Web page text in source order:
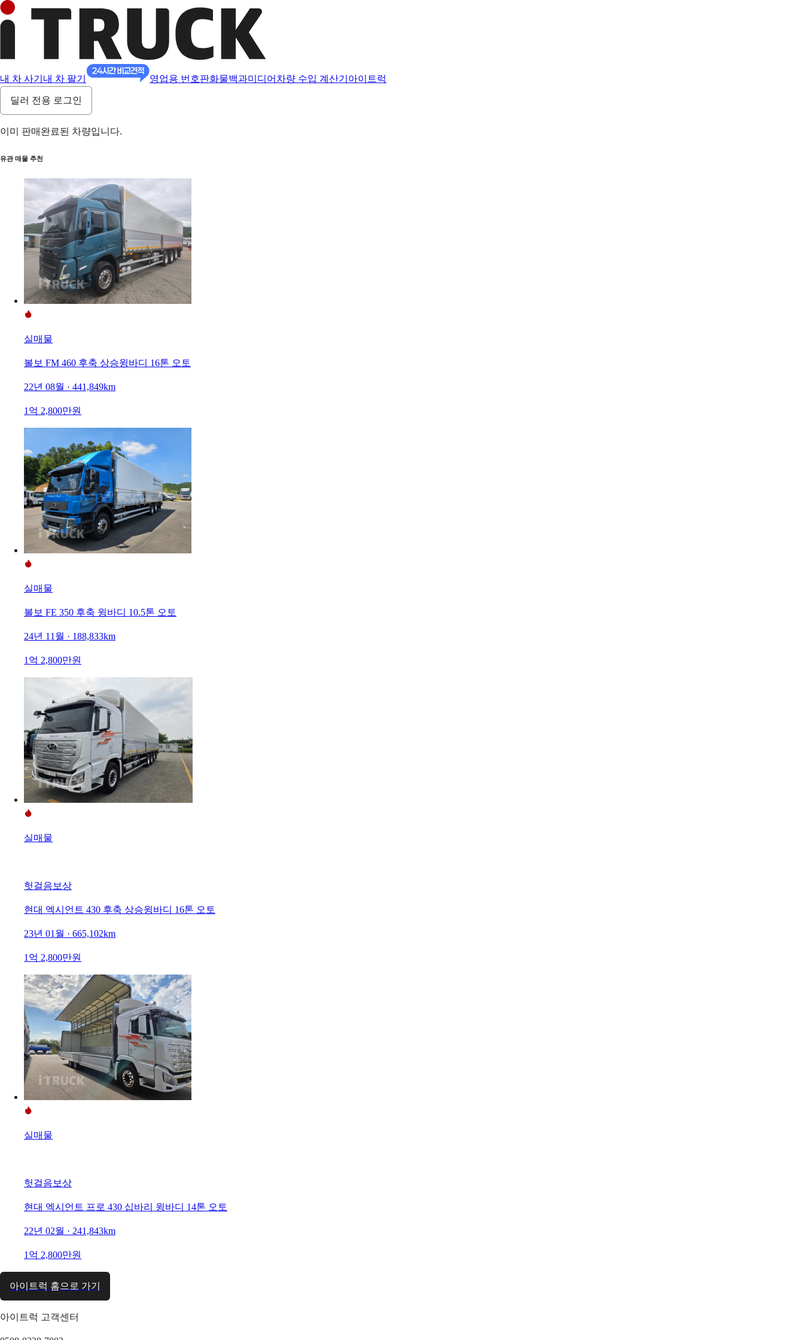
내 차 사기 내 차 팔기 영업용 번호판화물백과미디어 차량 수입 계산기 아이트럭
딜러 전용 로그인
이미 판매완료된 차량입니다.
유관 매물 추천
실매물
볼보 FM 460 후축 상승윙바디 16톤 오토
22년 08월 · 441,849km
1억 2,800만원
실매물
볼보 FE 350 후축 윙바디 10.5톤 오토
24년 11월 · 188,833km
1억 2,800만원
실매물
헛걸음보상
현대 엑시언트 430 후축 상승윙바디 16톤 오토
23년 01월 · 665,102km
1억 2,800만원
실매물
헛걸음보상
현대 엑시언트 프로 430 십바리 윙바디 14톤 오토
22년 02월 · 241,843km
1억 2,800만원
아이트럭 홈으로 가기
아이트럭 고객센터